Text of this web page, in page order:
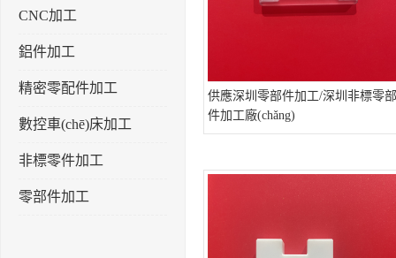
CNC加工
鋁件加工
精密零配件加工
數控車(chē)床加工
非標零件加工
零部件加工
供應深圳零部件加工/深圳非標零部
件加工廠(chǎng)